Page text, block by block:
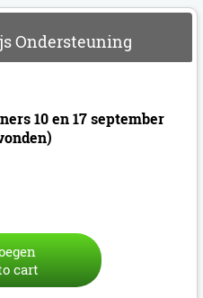
Ondersteuning
10 en 17 september
cart